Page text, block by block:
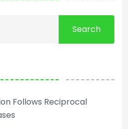
Search
Follows Reciprocal